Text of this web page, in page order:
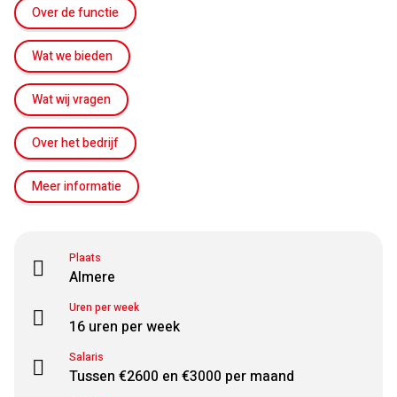
Over de functie
Wat we bieden
Wat wij vragen
Over het bedrijf
Meer informatie
Plaats
Almere
Uren per week
16 uren per week
Salaris
Tussen €2600 en €3000 per maand